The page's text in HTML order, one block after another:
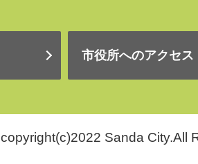
市役所へのアクセス
copyright(c)2022 Sanda City.All